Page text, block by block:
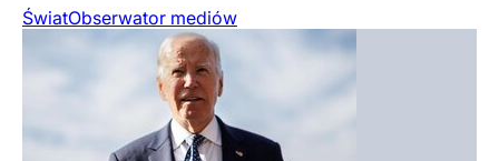
ŚwiatObserwator mediów